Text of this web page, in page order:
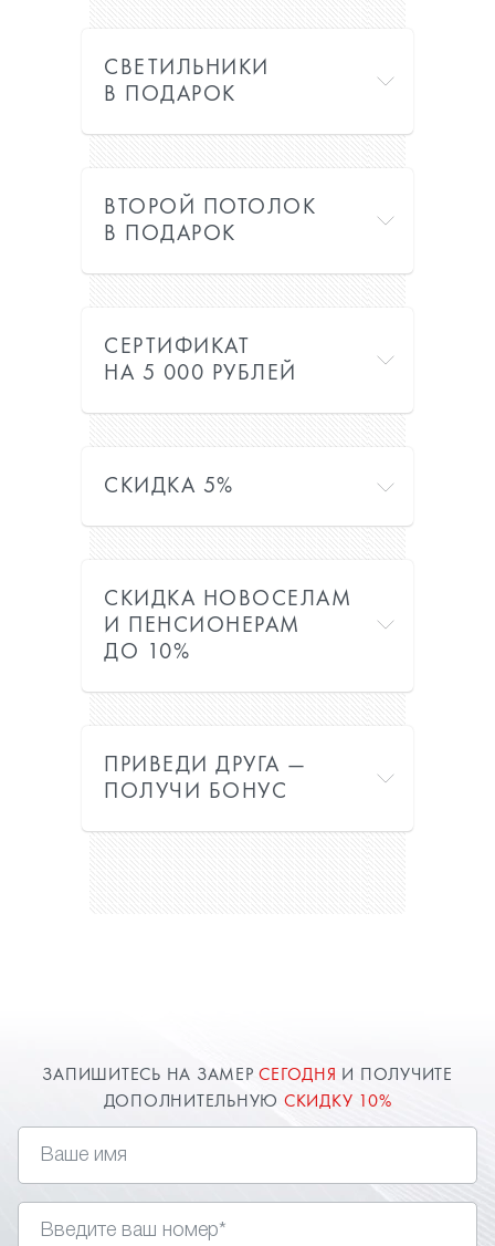
СВЕТИЛЬНИКИ
В ПОДАРОК
ВТОРОЙ ПОТОЛОК
В ПОДАРОК
СЕРТИФИКАТ
НА 5 000 РУБЛЕЙ
СКИДКА 5%
СКИДКА НОВОСЕЛАМ
И ПЕНСИОНЕРАМ
ДО 10%
ПРИВЕДИ ДРУГА —
ПОЛУЧИ БОНУС
ЗАПИШИТЕСЬ НА ЗАМЕРСЕГОДНЯ И ПОЛУЧИТЕ
ДОПОЛНИТЕЛЬНУЮ СКИДКУ 10%